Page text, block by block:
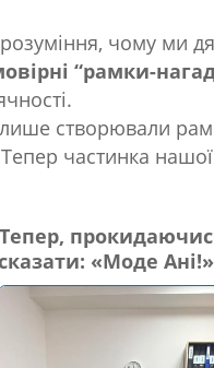
чому ми
“рамки-
створювали
частинка нашої
Тепер,
«Моде